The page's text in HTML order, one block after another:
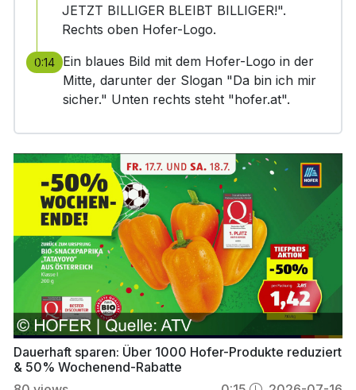
JETZT BILLIGER BLEIBT BILLIGER!".
Rechts oben Hofer-Logo.
0:14 Ein blaues Bild mit dem Hofer-Logo in der
Mitte, darunter der Slogan "Da bin ich mir
sicher." Unten rechts steht "hofer.at".
Dauerhaft sparen: Über 1000 Hofer-Produkte reduziert
& 50% Wochenend-Rabatte